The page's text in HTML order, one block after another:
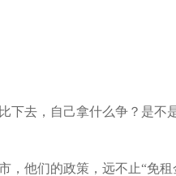
下去，自己拿什么争？是不
他们的政策，远不止“免租